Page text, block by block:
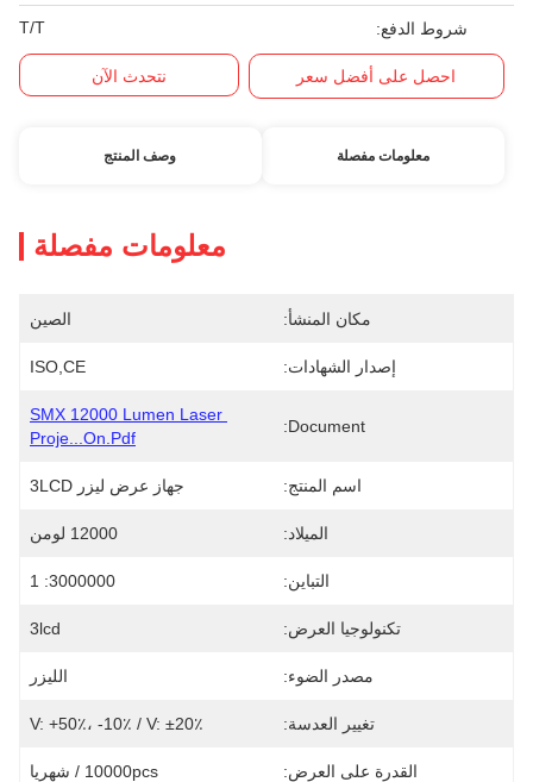
شروط الدفع: T/T
احصل على أفضل سعر نتحدث الآن
معلومات مفصلة وصف المنتج
معلومات مفصلة
مكان المنشأ: الصين
إصدار الشهادات: ISO,CE
Document:
SMX 12000 Lumen Laser
Proje...on.pdf
اسم المنتج: جهاز عرض ليزر 3LCD
الميلاد: 12000 لومن
التباين: 3000000: 1
تكنولوجيا العرض: 3lcd
مصدر الضوء: الليزر
تغيير العدسة: V: +50٪، -10٪ / V: ±20٪
القدرة على العرض: 10000pcs / شهريا